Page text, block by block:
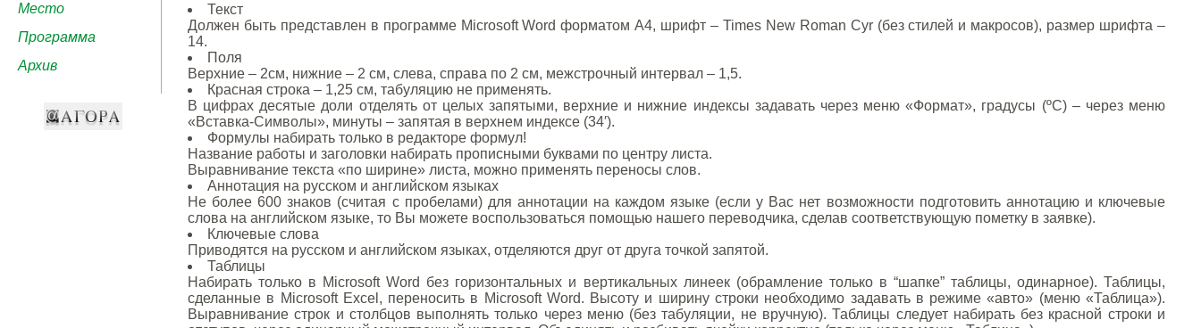
Место
Программа
Архив
Текст
Должен быть представлен в программе Microsoft Word форматом А4, шрифт – Times New Roman Cyr (без стилей и макросов), размер шрифта –
14.
Поля
Верхние – 2см, нижние – 2 см, слева, справа по 2 см, межстрочный интервал – 1,5.
Красная строка – 1,25 см, табуляцию не применять.
В цифрах десятые доли отделять от целых запятыми, верхние и нижние индексы задавать через меню «Формат», градусы (ºС) – через меню
«Вставка-Символы», минуты – запятая в верхнем индексе (34′).
Формулы набирать только в редакторе формул!
Название работы и заголовки набирать прописными буквами по центру листа.
Выравнивание текста «по ширине» листа, можно применять переносы слов.
Аннотация на русском и английском языках
Не более 600 знаков (считая с пробелами) для аннотации на каждом языке (если у Вас нет возможности подготовить аннотацию и ключевые
слова на английском языке, то Вы можете воспользоваться помощью нашего переводчика, сделав соответствующую пометку в заявке).
Ключевые слова
Приводятся на русском и английском языках, отделяются друг от друга точкой запятой.
Таблицы
Набирать только в Microsoft Word без горизонтальных и вертикальных линеек (обрамление только в “шапке” таблицы, одинарное). Таблицы,
сделанные в Microsoft Excel, переносить в Microsoft Word. Высоту и ширину строки необходимо задавать в режиме «авто» (меню «Таблица»).
Выравнивание строк и столбцов выполнять только через меню (без табуляции, не вручную). Таблицы следует набирать без красной строки и